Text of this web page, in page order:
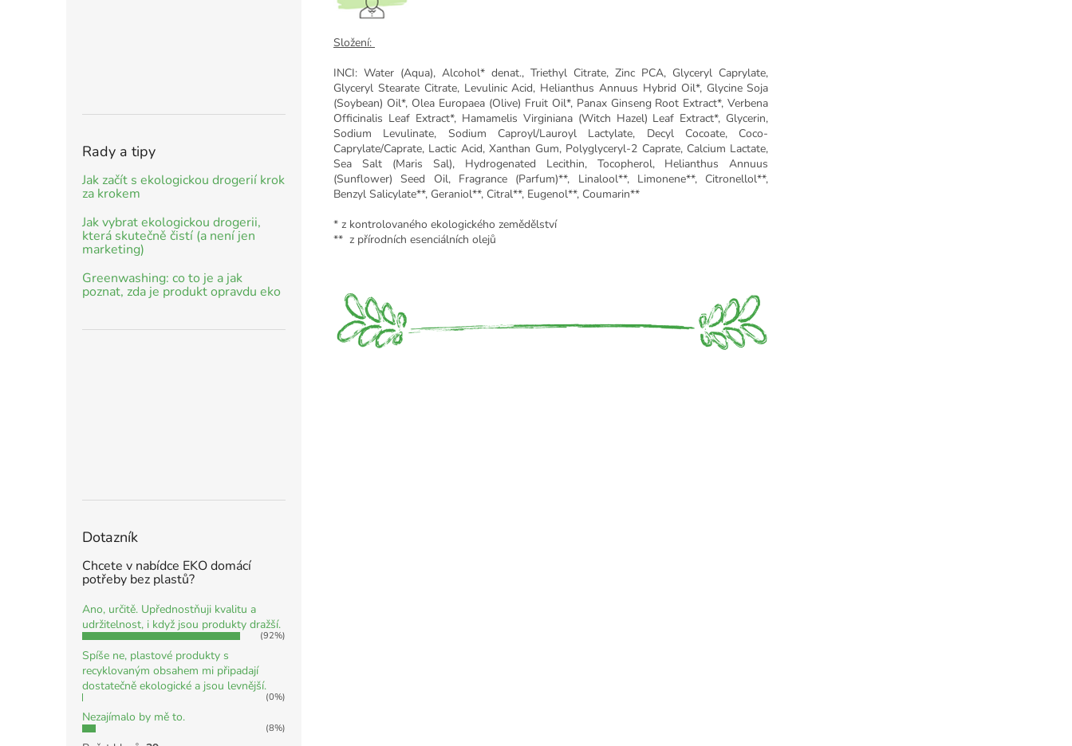
Rady a tipy
Jak začít s ekologickou drogerií krok
za krokem
Jak vybrat ekologickou drogerii,
která skutečně čistí (a není jen
marketing)
Greenwashing: co to je a jak
poznat, zda je produkt opravdu eko
Dotazník
Chcete v nabídce EKO domácí
potřeby bez plastů?
Ano, určitě. Upřednostňuji kvalitu a
udržitelnost, i když jsou produkty dražší.
(92%)
Spíše ne, plastové produkty s
recyklovaným obsahem mi připadají
dostatečně ekologické a jsou levnější.
(0%)
Nezajímalo by mě to.
(8%)
Složení:
INCI: Water (Aqua), Alcohol* denat., Triethyl Citrate, Zinc PCA, Glyceryl Caprylate,
Glyceryl Stearate Citrate, Levulinic Acid, Helianthus Annuus Hybrid Oil*, Glycine Soja
(Soybean) Oil*, Olea Europaea (Olive) Fruit Oil*, Panax Ginseng Root Extract*, Verbena
Officinalis Leaf Extract*, Hamamelis Virginiana (Witch Hazel) Leaf Extract*, Glycerin,
Sodium Levulinate, Sodium Caproyl/Lauroyl Lactylate, Decyl Cocoate, Coco-
Caprylate/Caprate, Lactic Acid, Xanthan Gum, Polyglyceryl-2 Caprate, Calcium Lactate,
Sea Salt (Maris Sal), Hydrogenated Lecithin, Tocopherol, Helianthus Annuus
(Sunflower) Seed Oil, Fragrance (Parfum)**, Linalool**, Limonene**, Citronellol**,
Benzyl Salicylate**, Geraniol**, Citral**, Eugenol**, Coumarin**
* z kontrolovaného ekologického zemědělství
** z přírodních esenciálních olejů